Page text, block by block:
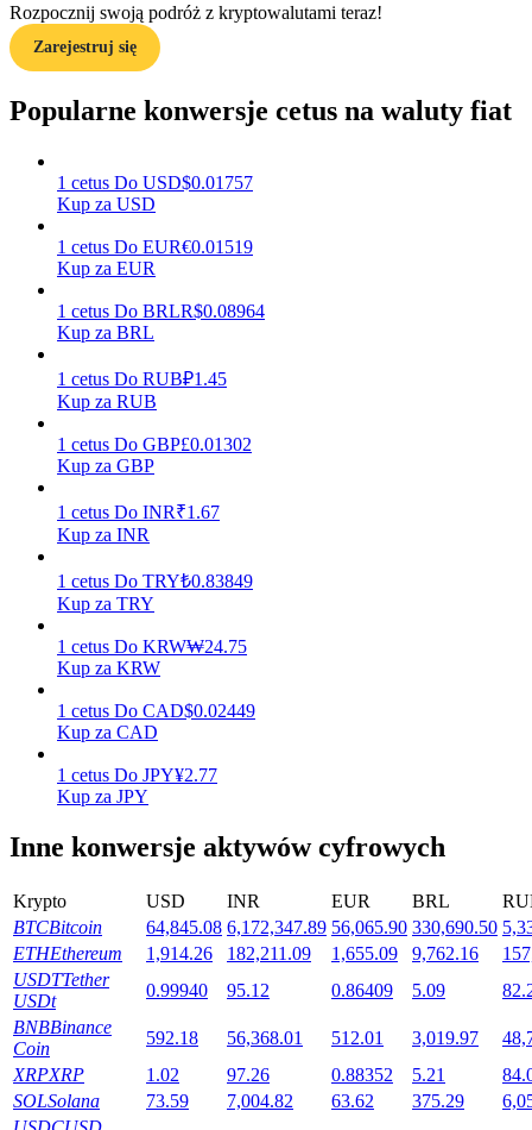
Mocna Świnka
Codziennie zdobywaj konkurencyjne nagrody
Stawianie
Wysokie zyski i natychmiastowy dostęp
Launchpool
Elastyczne stawianie zakładów, aby zarabiać na popularnych
tokenach
Rozpocznij swoją podróż z kryptowalutami teraz!
Zarejestruj się
Popularne konwersje cetus na waluty fiat
1 cetus Do USD$0.01757
Kup za USD
1 cetus Do EUR€0.01519
Kup za EUR
1 cetus Do BRLR$0.08964
Kup za BRL
1 cetus Do RUB₽1.45
Kup za RUB
1 cetus Do GBP£0.01302
Kup za GBP
1 cetus Do INR₹1.67
Kup za INR
1 cetus Do TRY₺0.83849
Kup za TRY
1 cetus Do KRW₩24.75
Kup za KRW
1 cetus Do CAD$0.02449
Kup za CAD
1 cetus Do JPY¥2.77
Kup za JPY
Inne konwersje aktywów cyfrowych
Krypto USD INR EUR BRL
BTCBitcoin 64,845.08 6,172,347.89 56,065.90 330,690.50
ETHEthereum 1,914.26 182,211.09 1,655.09 9,762.16
USDTTether
USDt
0.99940 95.12 0.86409 5.09
BNBBinance
Coin
592.18 56,368.01 512.01 3,019.97
XRPXRP 1.02 97.26 0.88352 5.21
SOLSolana 73.59 7,004.82 63.62 375.29